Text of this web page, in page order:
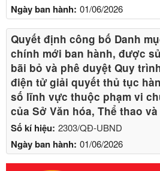
Ngày ban hành: 01/06/2026
Số kí hiệu: 2303/QĐ-UBND
Ngày ban hành: 01/06/2026
Quyết định công bố Danh
chính mới ban hành, được
bãi bỏ và phê duyệt Quy
điện tử giải quyết thủ tục
số lĩnh vực thuộc phạm vi
của Sở Văn hóa, Thể thao